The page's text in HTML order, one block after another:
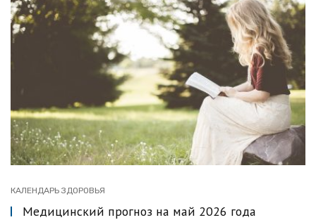
КАЛЕНДАРЬ ЗДОРОВЬЯ
Медицинский прогноз на май 2026 года